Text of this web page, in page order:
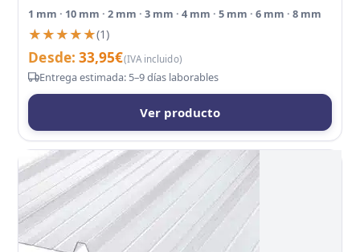
1 mm · 10 mm · 2 mm · 3 mm · 4 mm · 5 mm · 6 mm · 8 mm
★★★★★
★★★★★(1)
Desde:33,95€(IVA incluido)
Entrega estimada: 5–9 días laborables
Ver producto